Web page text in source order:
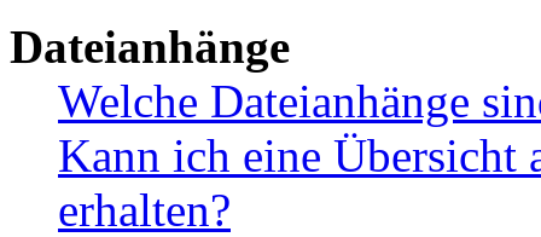
Dateianhänge
Welche Dateianhänge
Kann ich eine Übersicht
erhalten?